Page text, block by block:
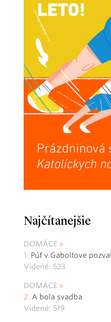
Najčítanejšie
DOMÁCE
Púť v Gaboltove
Videné: 523
DOMÁCE
A bola svadba
Videné: 519